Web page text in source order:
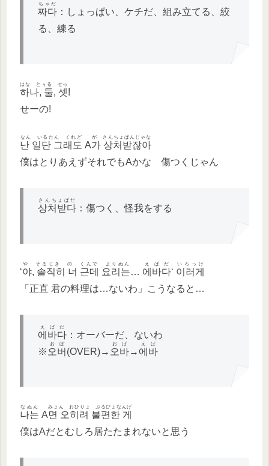
짜다
ちゃだ
：しょっぱい、ケチだ、組み立てる、絞
る、練る
하나, 둘, 셋
はな とぅる せっ
!
せーの!
난 일단 그래도
なん いるたん くれど
A 가 상처받잖아
が さんちょぱんじゃな
僕はとりあえずそれでもAかな 傷つくじゃん
상처받다
さんちょぱだ
：傷つく、怪我をする
‘야, 솔직히 너 근데 요리는
や そるじき の くんで よりぬん
… 에바다
えぱだ
‘ 이러게
いろっけ
「正直 君の料理は…ないわ」こうなると…
에바다
えばだ
：オーバーだ、ないわ
※ 오버
おぼ
(OVER)→ 오바
おば
→ 에바
えば
나는
なぬん
A면 오히려 불편한 게
みょん おひりょ ぷるぴょなんげ
僕はAだとむしろ居たたまれないと思う